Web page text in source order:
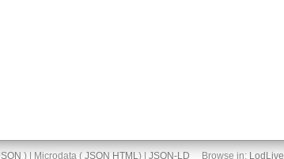
) | Microdata ( JSON HTML) | JSON-LD Browse in: LodLive